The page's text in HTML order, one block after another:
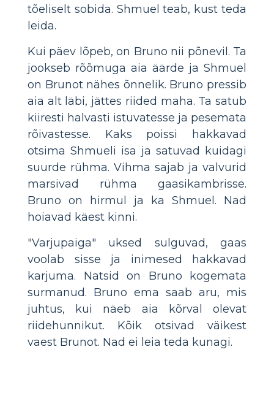
tõeliselt sobida. Shmuel teab, kust teda
leida.
Kui päev lõpeb, on Bruno nii põnevil. Ta
jookseb rõõmuga aia äärde ja Shmuel
on Brunot nähes õnnelik. Bruno pressib
aia alt läbi, jättes riided maha. Ta satub
kiiresti halvasti istuvatesse ja pesemata
rõivastesse. Kaks poissi hakkavad
otsima Shmueli isa ja satuvad kuidagi
suurde rühma. Vihma sajab ja valvurid
marsivad rühma gaasikambrisse.
Bruno on hirmul ja ka Shmuel. Nad
hoiavad käest kinni.
"Varjupaiga" uksed sulguvad, gaas
voolab sisse ja inimesed hakkavad
karjuma. Natsid on Bruno kogemata
surmanud. Bruno ema saab aru, mis
juhtus, kui näeb aia kõrval olevat
riidehunnikut. Kõik otsivad väikest
vaest Brunot. Nad ei leia teda kunagi.